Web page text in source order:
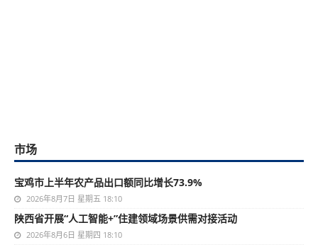
市场
宝鸡市上半年农产品出口额同比增长73.9%
2026年8月7日 星期五 18:10
陕西省开展“人工智能+”住建领域场景供需对接活动
2026年8月6日 星期四 18:10